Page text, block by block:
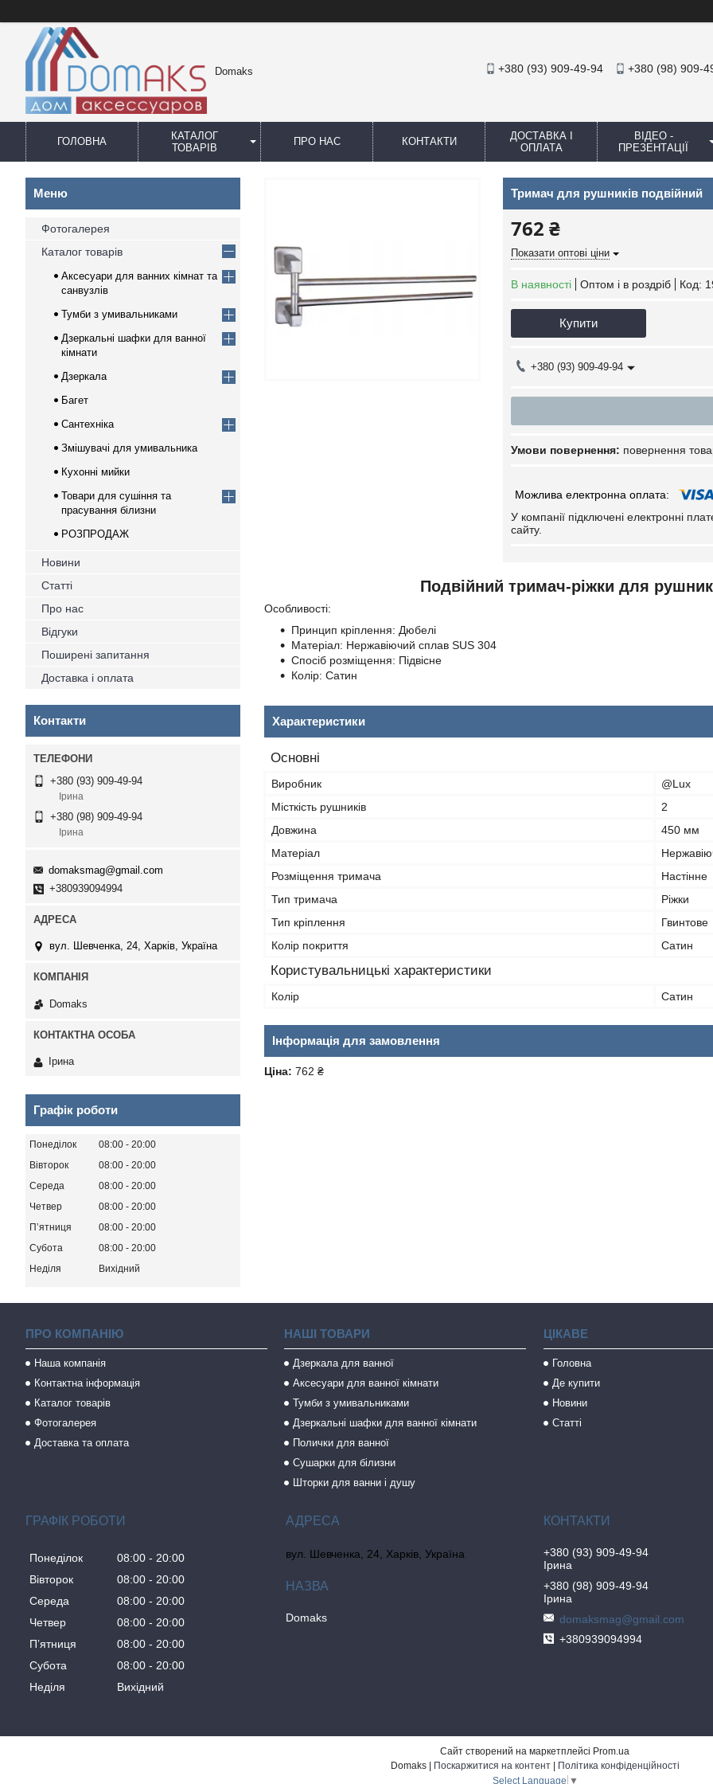
Domaks +380 (93) 909-49-94 +380 (98) 909-
ГОЛОВНА
КАТАЛОГ
ТОВАРІВ
ПРО НАС КОНТАКТИ
ДОСТАВКА І
ОПЛАТА
ВІДЕО -
ПРЕЗЕНТАЦІЇ
Тримач для рушників подвійний
762 ₴
Показати оптові ціни
В наявності Оптом і в роздріб Код:
Купити
+380 (93) 909-49-94
повернення
У компанії підключені електронні
сайту.
Подвійний тримач-ріжки для
Особливості:
Принцип кріплення: Дюбелі
Матеріал: Нержавіючий сплав SUS 304
Спосіб розміщення: Підвісне
Колір: Сатин
Характеристики
Основні
Виробник
@Lux
Місткість рушників
2
Довжина
450 мм
Матеріал
Розміщення тримача
Настінне
Тип тримача
Ріжки
Тип кріплення
Гвинтове
Колір покриття
Сатин
Користувальницькі характеристики
Колір Сатин
Інформація для замовлення
Ціна: 762 ₴
Фотогалерея
Каталог товарів
Аксесуари для ванних кімнат та
санвузлів
Тумби з умивальниками
Дзеркальні шафки для ванної
кімнати
Дзеркала
Багет
Сантехніка
Змішувачі для умивальника
Кухонні мийки
Товари для сушіння та
прасування білизни
РОЗПРОДАЖ
Новини
Статті
Про нас
Відгуки
Поширені запитання
Доставка і оплата
Контакти
+380 (93) 909-49-94
Ірина
+380 (98) 909-49-94
Ірина
domaksmag@gmail.com
+380939094994
вул. Шевченка, 24, Харків, Україна
Domaks
Ірина
Графік роботи
Понеділок 08:00
20:00
Вівторок
08:00
20:00
Середа
08:00
20:00
Четвер
08:00
20:00
Пʼятниця
08:00
20:00
Субота
08:00
20:00
Неділя
Вихідний
ПРО КОМПАНІЮ
Наша компанія
Контактна інформація
Каталог товарів
Фотогалерея
Доставка та оплата
НАШІ ТОВАРИ
Дзеркала для ванної
Аксесуари для ванної кімнати
Тумби з умивальниками
Дзеркальні шафки для ванної кімнати
Полички для ванної
Сушарки для білизни
Шторки для ванни і душу
ЦІКАВЕ
Головна
Де купити
Новини
Статті
ГРАФІК РОБОТИ
Понеділок 08:00
20:00
Вівторок
08:00
20:00
Середа
08:00
20:00
Четвер
08:00
20:00
Пʼятниця
08:00
20:00
Субота
08:00
20:00
Неділя
Вихідний
вул. Шевченка, 24, Харків, Україна
Domaks
+380 (93) 909-49-94
Ірина
+380 (98) 909-49-94
Ірина
domaksmag@gmail.com
+380939094994
Сайт створений на маркетплейсі Prom.ua
Поскаржитися на контент
Політика конфіденційності
Select Language ▼